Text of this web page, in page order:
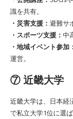
識を共有。
・災害支援： 避難サ
・スポーツ支援： 中
・地域イベント参加：
運営。
⑦ 近畿大学
近畿大学は、日本経
で私立大学1位に選